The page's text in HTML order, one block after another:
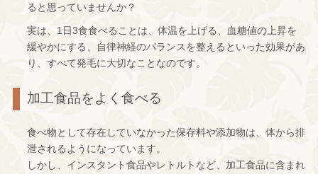
ると思っていませんか？
実は、1日3食食べることは、体温を上げる、血糖値の上昇を
緩やかにする、自律神経のバランスを整えるといった効果があ
り、すべて発毛に大切なことなのです。
加工食品をよく食べる
食べ物として存在していなかった保存料や添加物は、体から排
泄されるようになっています。
しかし、インスタント食品やレトルトなど、加工食品に含まれ